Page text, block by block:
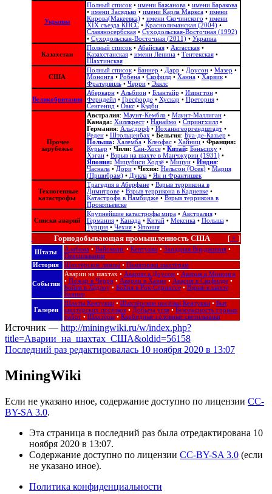
Украина
Полный список• имени Бажанова• имени Баракова
• имени Засядько • имени Карла Маркса• имени
Кирова(Макеевка)• имени Скочинского • имени
ХІХ съезда КПСС• Краснолиманская (2004)•
Славяносербская• Суходольская-Восточная (1992)
• Суходольская-Восточная (2011)• Украина
Казахстан
Полный список• Абайская• Актасская•
Казахстанская• имени Ленина• Тентекская•
Шахтинская
США
Полный список• Баннер • Дарр • Доусон• Мазер •
Мононга• Робена• Скофилд • Ханна• Харвик•
Фратервиль• Черри• Экклс
Великобритания
Аберкарн• Альбион‎• Блантайр • Изингтон•
Ферндейл• Гресфорде• Хускар • Претория•
Сенгенид • Оакс• Кэдби
Прочее
зарубежье
Австралия: Маунт-Кембла• Маунт-Маллиган•
Канада: Хиллкрест• Нанаймо • Спрингхилл•
Германия: Альсдорф• Йоханнгеоргендштадт•
Реден• Штольценбах • Бельгия: Буа-де-Казьер •
Польша: Халемба• Клеофас• Хайниц• Франция:
Курьер • Чили: Сан-Хосе• Китай: Бэньсиху•
Хэган• Взрыв на шахте в Манчжурии (1931)•
Япония: Мицубиси Ходзё• Мицуи• Индия:
Часнала• Дори• Чехия: Нельсон (Осек)• Мария
(Пршибрам)• Дукла• Ян и Франтишек
Техногенные
катастрофы
Трагедия в Аберфане• Взрыв террикона в
Димитрове• Взрыв террикона в Кадиевке•
Катастрофа в Намбидже• Взрыв террикона в
Прокопьевске
Списки аварий
Крупнейшие катастрофы мира• Австралия•
Германия• Канада• Китай• Мексика• Польша•
Турция• Чехия• Япония
[+ ]
Горнодобывающая промышленность США
Штаты Алабама• Вайоминг• Кентукки• Западная Вирджиния•
Пенсильвания
История
Шахтёрские лампы• Памятники шахтёрам
События
Аварии на шахтах • Аварии в Доусон• Авария в Мононга
• Пожар в Черри• Аварии в Ханне• Авария в Скофилде•
Бойня в Ладлоу• Бойня в Рок-Спрингсе• Взрыв в шахте
Баннер
Галереи
Шахты Кентукки• Шахтёрские посёлки Кентукки• Быт
шахтёрских посёлков• Добыча угля• Безопасность горных
работ• Шахтёры• Карбидные головные светильники
Источник — http://miningwiki.ru/w/index.php?
title=Аварии_на_шахтах_США&oldid=56158
Последний раз редактировалась 10 ноября 2020 в 13:07
MiningWiki
Если не указано иное, содержание доступно по лицензии CC-
BY-SA 3.0.
Эта страница в последний раз была отредактирована 10
ноября 2020 в 13:07.
Содержание доступно по лицензии CC-BY-SA 3.0 (если
не указано иное).
Политика конфиденциальности